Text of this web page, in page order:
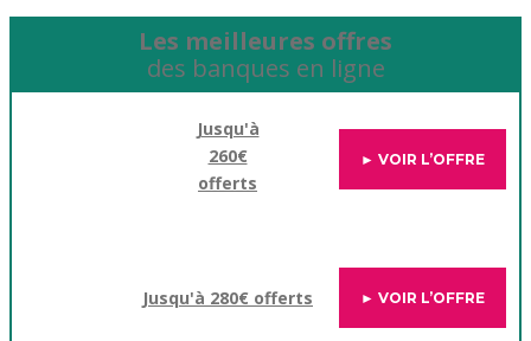
Les meilleures offres
des banques en ligne
Jusqu'à
260€
offerts
► VOIR L’OFFRE
Jusqu'à 280€ offerts ► VOIR L’OFFRE